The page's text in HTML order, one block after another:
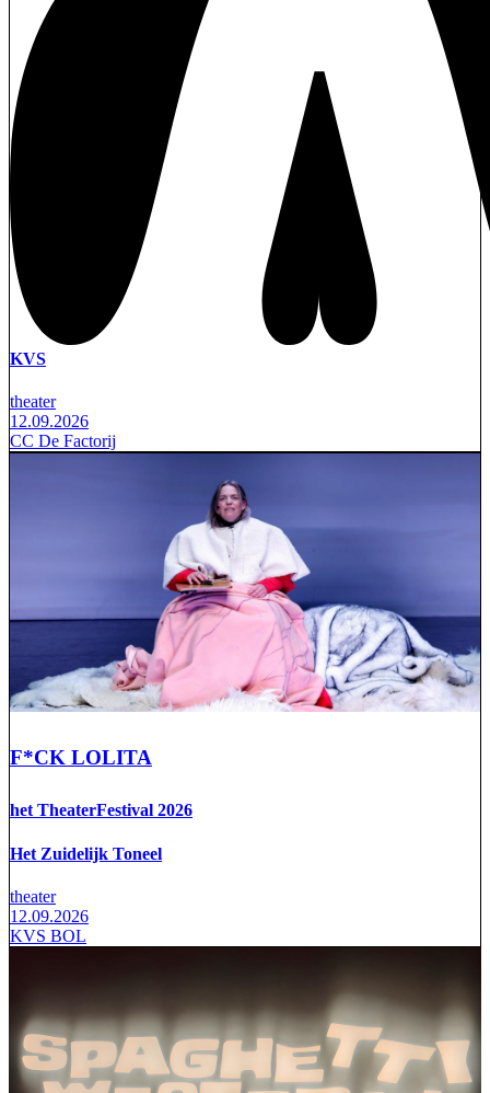
KVS
theater
12.09.2026
CC De Factorij
F*CK LOLITA
het TheaterFestival 2026
Het Zuidelijk Toneel
theater
12.09.2026
KVS BOL